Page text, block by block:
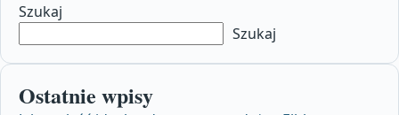
Szukaj
Szukaj
Ostatnie wpisy